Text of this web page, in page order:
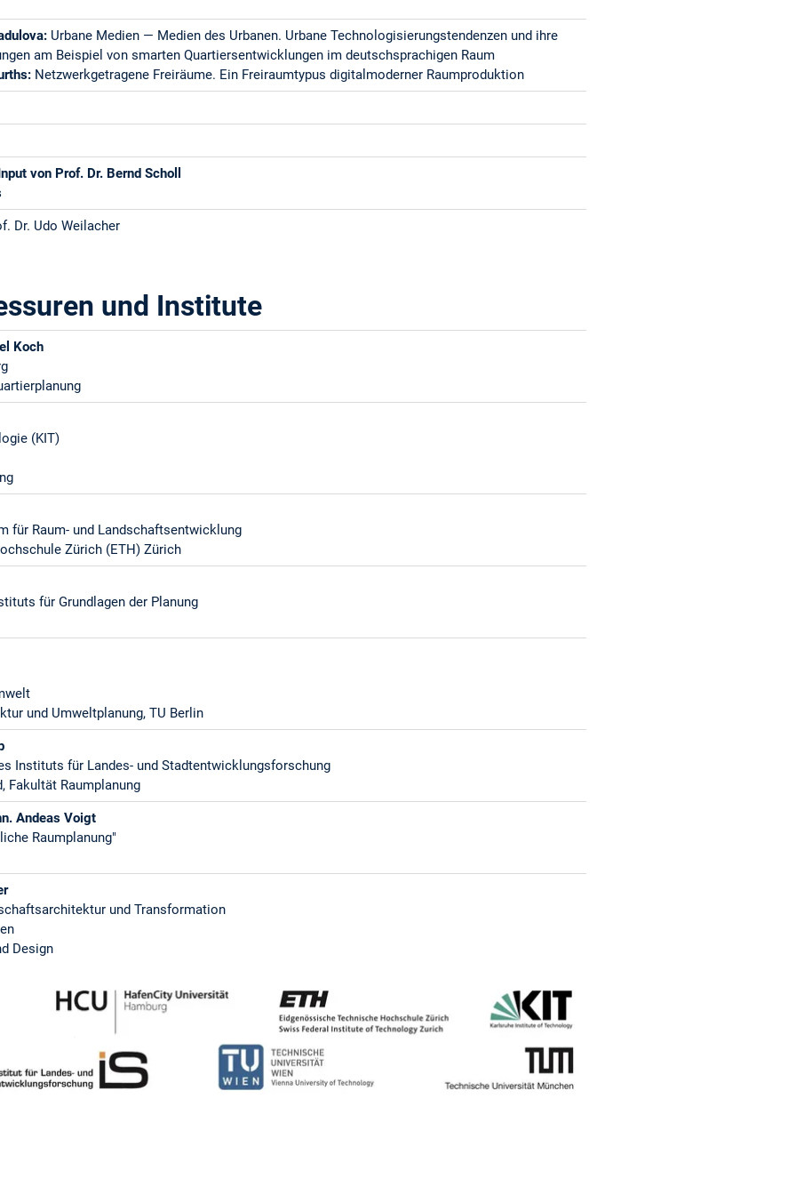
Urbane Medien — Medien des Urbanen. Urbane Technologisierungstendenzen und ihre
am Beispiel von smarten Quartiersentwicklungen im deutschsprachigen Raum
Netzwerkgetragene Freiräume. Ein Freiraumtypus digitalmoderner Raumproduktion
von Prof. Dr. Bernd Scholl
Dr. Udo Weilacher
und Institute
Koch
(KIT)
für Raum- und Landschaftsentwicklung
Zürich (ETH) Zürich
für Grundlagen der Planung
und Umweltplanung, TU Berlin
Instituts für Landes- und Stadtentwicklungsforschung
Fakultät Raumplanung
Andeas Voigt
Raumplanung"
und Transformation
Design